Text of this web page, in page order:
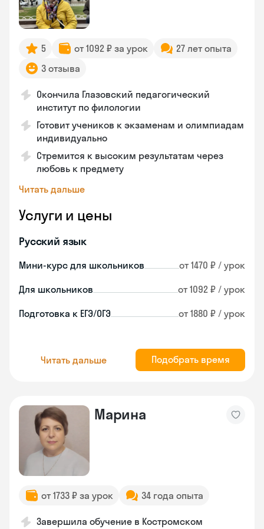
5 от 1092 ₽ за урок
27 лет опыта
3 отзыва
Окончила Глазовский педагогический
институт по филологии
Готовит учеников к экзаменам и олимпиадам
индивидуально
Стремится к высоким результатам через
любовь к предмету
Читать дальше
Услуги и цены
Русский язык
Мини-курс для школьников от 1470 ₽ / урок
Для школьников от 1092 ₽ / урок
Подготовка к ЕГЭ/ОГЭ от 1880 ₽ / урок
Читать дальше Подобрать время
Марина
от 1733 ₽ за урок 34 года опыта
Завершила обучение в Костромском